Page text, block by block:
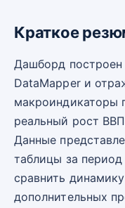
Краткое
Дашборд
DataMapper и
макроиндикаторы
реальный рост
Данные
таблицы за
сравнить
дополнительных